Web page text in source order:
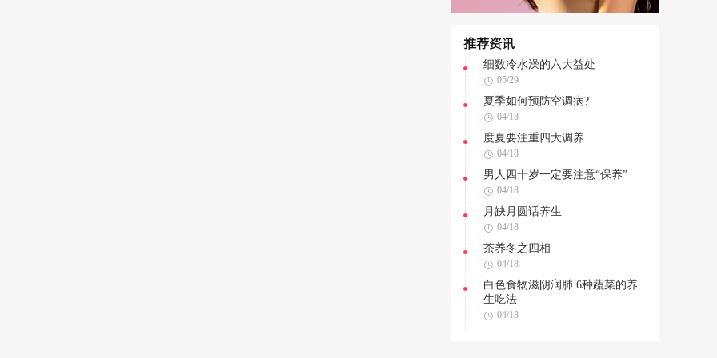
推荐资讯
细数冷水澡的六大益处
05/29
夏季如何预防空调病?
04/18
度夏要注重四大调养
04/18
男人四十岁一定要注意“保养”
04/18
月缺月圆话养生
04/18
茶养冬之四相
04/18
白色食物滋阴润肺 6种蔬菜的养
生吃法
04/18